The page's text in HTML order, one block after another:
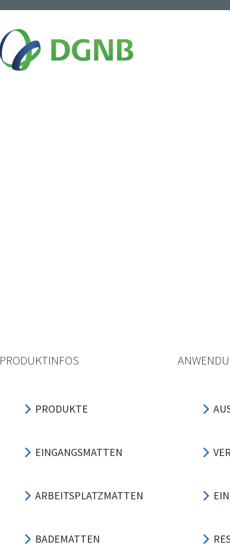
PRODUKTINFOS
PRODUKTE
EINGANGSMATTEN
ARBEITSPLATZMATTEN
BADEMATTEN